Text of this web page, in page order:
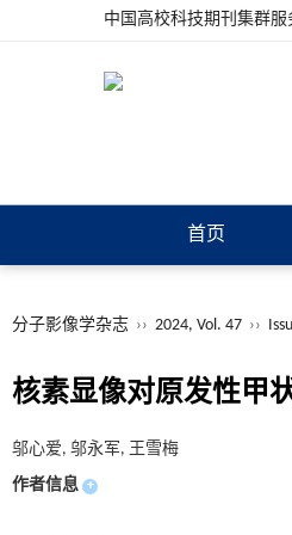
中国高校科技期刊集群服
首页
分子影像学杂志 ›› 2024, Vol. 47 ››
核素显像对原发性甲
邬心爱, 邬永军, 王雪梅
作者信息 +